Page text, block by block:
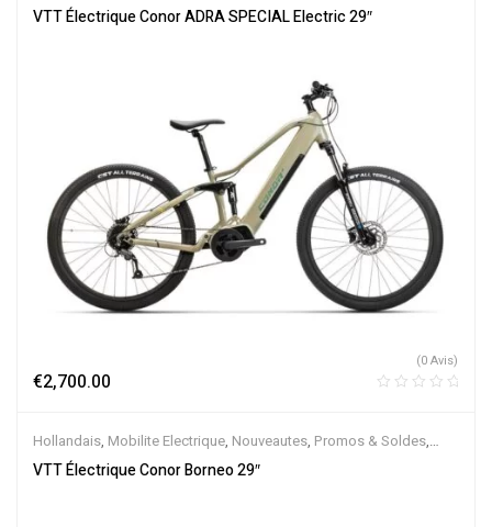
Tout-Suspendus,Vélo électrique ville,Velos Electriques
VTT Électrique Conor ADRA SPECIAL Electric 29″
€2,700.00
(0 Avis)
Hollandais, Mobilite Electrique, Nouveautes, Promos & Soldes,
Semi-Rigides,Vélo électrique ville,Velos Electriques
VTT Électrique Conor Borneo 29″